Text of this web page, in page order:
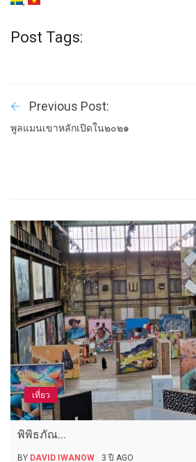
Post Tags:
Previous Post:
พูลแมนเขาหลักเปิดใน๒๐๒๑
เที่ยว
พิพิธภัณ...
BY DAVID IWANOW 3 ปี AGO